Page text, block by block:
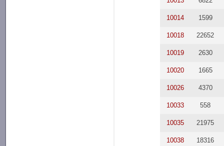
10014 1599
10018 22652
10019 2630
10020 1665
10026 4370
10033 558
10035 21975
10038 18316